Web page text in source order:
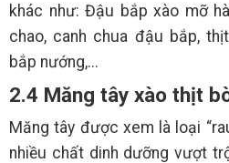
khác như: Đậu bắp xào mỡ
chao, canh chua đậu bắp,
bắp nướng,...
2.4 Măng tây xào thịt
Măng tây được xem là loại
nhiều chất dinh dưỡng vượt